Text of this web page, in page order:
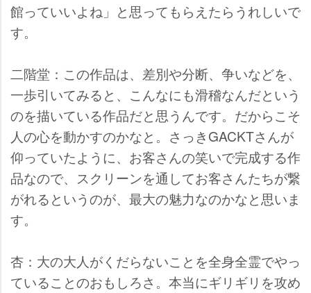
館っていいよね」と思ってもらえたらうれしいで
す。
二階堂：この作品は、差別や分断、争いなどを、
一歩引いてみると、こんなにも滑稽なんだという
のを描いている作品だと思うんです。だからこそ
人の心を動かすのかなと。さっきGACKTさんが
仰っていたように、お客さんの笑いで完成する作
品なので、スクリーンを通してお客さんたちが繋
がれるというのが、最大の魅力なのかなと思いま
す。
杏：大の大人がくだらないことを全身全霊でやっ
ていることのおもしろさ。本当にギリギリを攻め